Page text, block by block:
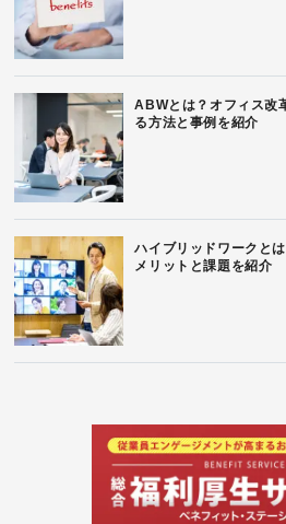
ABWとは？オフィス改
る方法と事例を紹介
ハイブリッドワークと
メリットと課題を紹介